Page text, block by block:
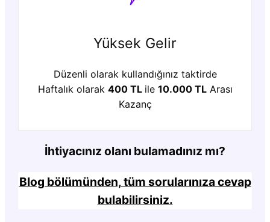
Yüksek Gelir
Düzenli olarak kullandığınız taktirde
Haftalık olarak 400 TL ile 10.000 TLArası
Kazanç
İhtiyacınız olanı bulamadınız mı?
Blog bölümünden, tüm sorularınıza cevap
bulabilirsiniz.